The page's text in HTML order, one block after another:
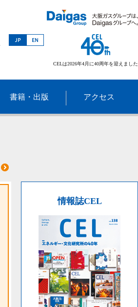
CELは2026年4月に40周年を迎えました
書籍・出版 アクセス
情報誌CEL